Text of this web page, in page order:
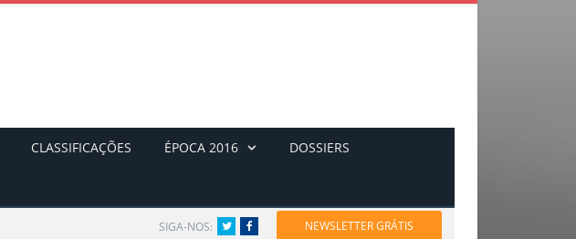
CLASSIFICAÇÕES ÉPOCA 2016 DOSSIERS
SIGA-NOS: TwitterFacebook NEWSLETTER GRÁTIS